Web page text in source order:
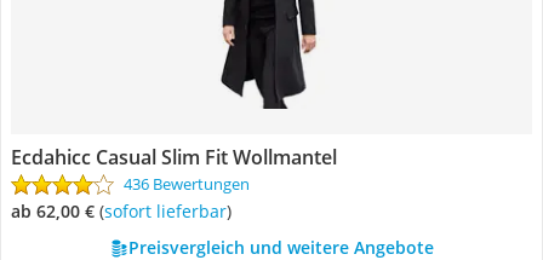
Ecdahicc Casual Slim Fit Wollmantel
436 Bewertungen
ab 62,00 € ( Sofort lieferbar)
Preisvergleich und weitere Angebote